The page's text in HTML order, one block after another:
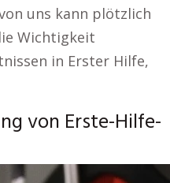
uns kann plötzlich
Wichtigkeit
in Erster Hilfe,
von Erste-Hilfe-